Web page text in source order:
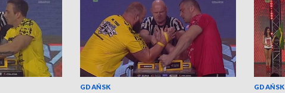
GDAŃSK GDAŃSK